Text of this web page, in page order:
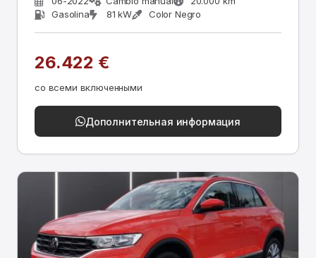
Gasolina
81 kW Color Negro
26.422 €
со всеми включенными
Дополнительная информация